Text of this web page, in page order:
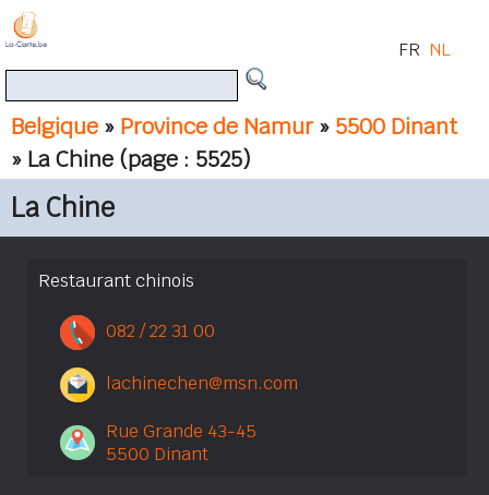
Belgique » Province de Namur» 5500 Dinant
» La Chine (page : 5525)
FR NL
La Chine
Restaurant chinois
082 / 22 31 00
lachinechen@msn.com
Rue Grande 43-45
5500 Dinant